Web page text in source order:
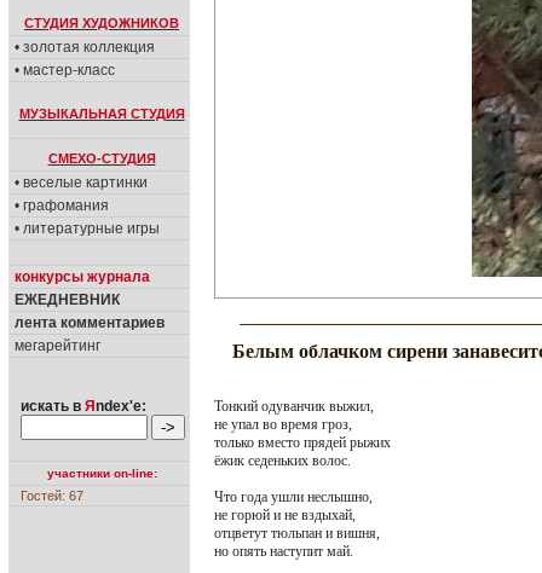
СТУДИЯ ХУДОЖНИКОВ
• золотая коллекция
• мастер-класс
МУЗЫКАЛЬНАЯ СТУДИЯ
СМЕХО-СТУДИЯ
• веселые картинки
• графомания
• литературные игры
конкурсы журнала
ЕЖЕДНЕВНИК
лента комментариев
мегарейтинг
искать в Я ndex'е:
участники on-line:
Гостей: 67
Белым облачком сирени
Тонкий одуванчик выжил,
не упал во время гроз,
только вместо прядей рыжих
ёжик седеньких волос.
Что года ушли неслышно,
не горюй и не вздыхай,
отцветут тюльпан и вишня,
но опять наступит май.